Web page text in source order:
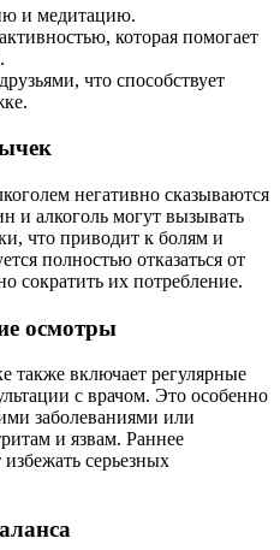
и медитацию.
которая помогает
что способствует
негативно сказываются
и алкоголь могут вызывать
что приводит к болям и
полностью отказаться от
сократить их потребление.
осмотры
также включает регулярные
с врачом. Это особенно
заболеваниями или
и язвам. Раннее
серьезных